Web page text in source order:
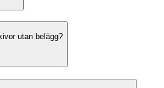
utan belägg?